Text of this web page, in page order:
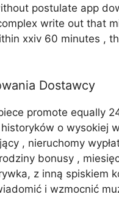
postulate app
write out that
xxiv 60 minutes ,
Dostawcy
promote equally
o wysokiej
, nieruchomy
bonusy ,
z inną
i wzmocnić